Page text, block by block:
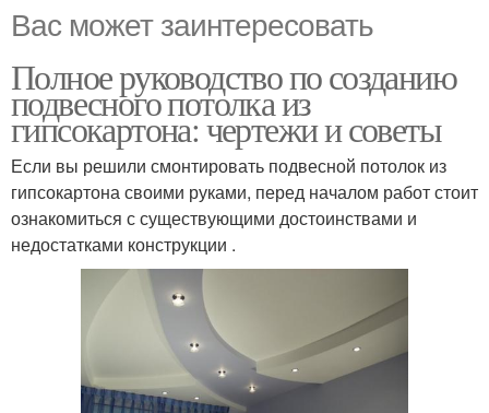
Вас может заинтересовать
Полное руководство по созданию
подвесного потолка из
гипсокартона: чертежи и советы
Если вы решили смонтировать подвесной потолок из
гипсокартона своими руками, перед началом работ стоит
ознакомиться с существующими достоинствами и
недостатками конструкции .